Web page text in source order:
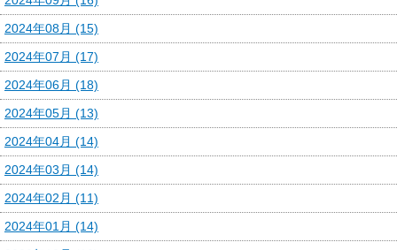
2024年08月 (15)
2024年07月 (17)
2024年06月 (18)
2024年05月 (13)
2024年04月 (14)
2024年03月 (14)
2024年02月 (11)
2024年01月 (14)